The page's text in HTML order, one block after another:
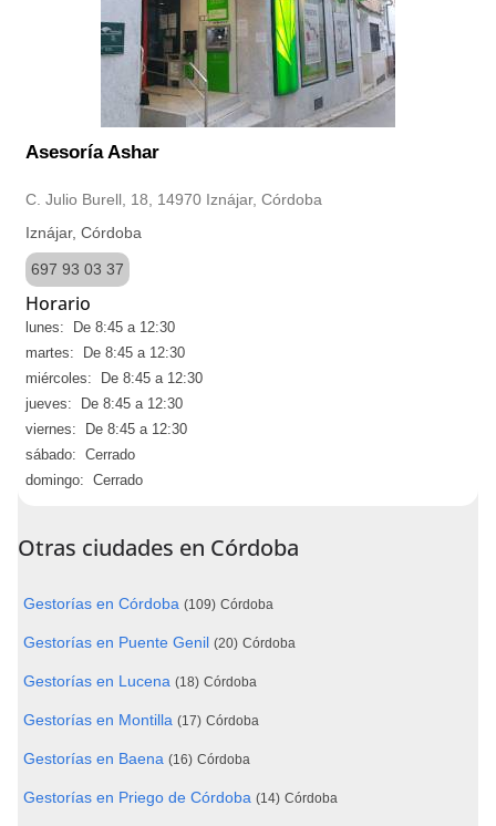
Asesoría Ashar
C. Julio Burell, 18, 14970 Iznájar, Córdoba
Iznájar, Córdoba
697 93 03 37
Horario
lunes: De 8:45 a 12:30
martes: De 8:45 a 12:30
miércoles: De 8:45 a 12:30
jueves: De 8:45 a 12:30
viernes: De 8:45 a 12:30
sábado: Cerrado
domingo: Cerrado
Otras ciudades en Córdoba
Gestorías en Córdoba (109) Córdoba
Gestorías en Puente Genil (20) Córdoba
Gestorías en Lucena (18) Córdoba
Gestorías en Montilla (17) Córdoba
Gestorías en Baena (16) Córdoba
Gestorías en Priego de Córdoba (14) Córdoba